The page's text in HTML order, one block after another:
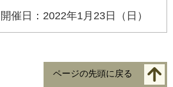
開催日：2022年1月23日（日）
ページの先頭に戻る